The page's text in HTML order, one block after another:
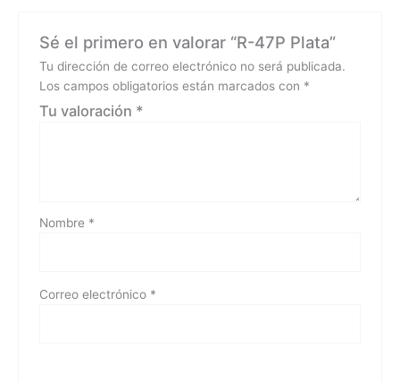
Sé el primero en valorar “R-47P Plata”
Tu dirección de correo electrónico no será publicada.
Los campos obligatorios están marcados con *
Tu valoración *
Nombre *
Correo electrónico *